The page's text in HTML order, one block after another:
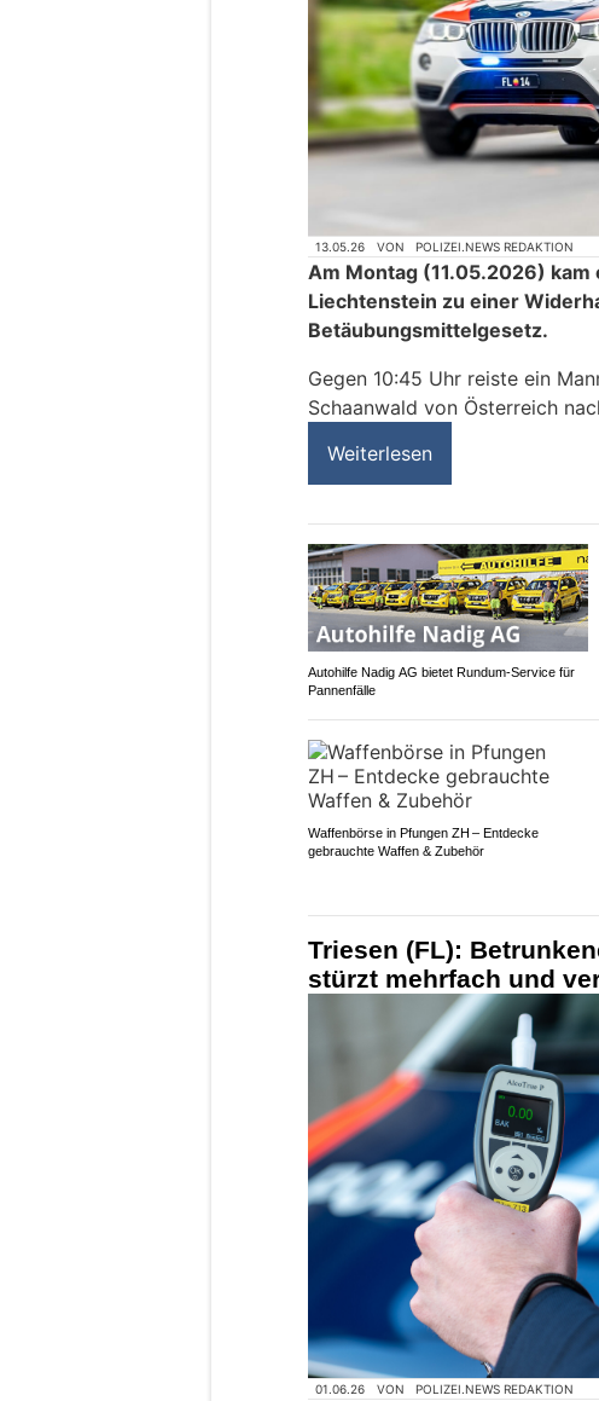
13.05.26 VON POLIZEI.NEWS REDAKTION
Am Montag (11.05.2026) kam
Liechtenstein zu einer
Betäubungsmittelgesetz.
Gegen 10:45 Uhr reiste ein
Schaanwald von Österreich
Weiterlesen
Autohilfe Nadig AG bietet Rundum‑Service für
Pannenfälle
Waffenbörse in Pfungen ZH – Entdecke
gebrauchte Waffen & Zubehör
Triesen (FL):
stürzt mehrfach und
01.06.26 VON POLIZEI.NEWS REDAKTION